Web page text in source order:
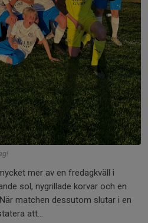
mer av en fredagkväll i
sol, nygrillade korvar och en
matchen dessutom slutar i en
att...